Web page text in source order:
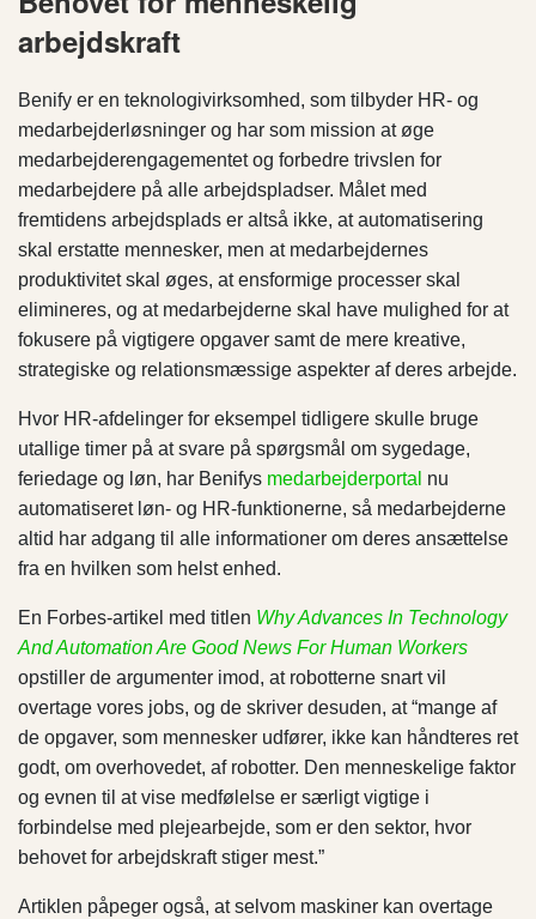
arbejdskraft
Benify er en teknologivirksomhed, som tilbyder HR- og
medarbejderløsninger og har som mission at øge
medarbejderengagementet og forbedre trivslen for
medarbejdere på alle arbejdspladser. Målet med
fremtidens arbejdsplads er altså ikke, at automatisering
skal erstatte mennesker, men at medarbejdernes
produktivitet skal øges, at ensformige processer skal
elimineres, og at medarbejderne skal have mulighed for at
fokusere på vigtigere opgaver samt de mere kreative,
strategiske og relationsmæssige aspekter af deres arbejde.
Hvor HR-afdelinger for eksempel tidligere skulle bruge
utallige timer på at svare på spørgsmål om sygedage,
feriedage og løn, har Benifys medarbejderportal nu
automatiseret løn- og HR-funktionerne, så medarbejderne
altid har adgang til alle informationer om deres ansættelse
fra en hvilken som helst enhed.
En Forbes-artikel med titlen Why Advances In Technology
And Automation Are Good News For Human Workers
opstiller de argumenter imod, at robotterne snart vil
overtage vores jobs, og de skriver desuden, at “mange af
de opgaver, som mennesker udfører, ikke kan håndteres ret
godt, om overhovedet, af robotter. Den menneskelige faktor
og evnen til at vise medfølelse er særligt vigtige i
forbindelse med plejearbejde, som er den sektor, hvor
behovet for arbejdskraft stiger mest.”
Artiklen påpeger også, at selvom maskiner kan overtage